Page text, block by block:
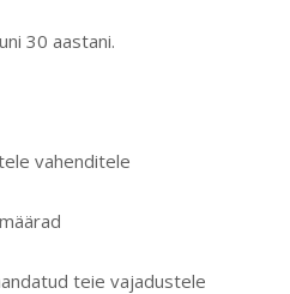
30 aastani.
vahenditele
teie vajadustele